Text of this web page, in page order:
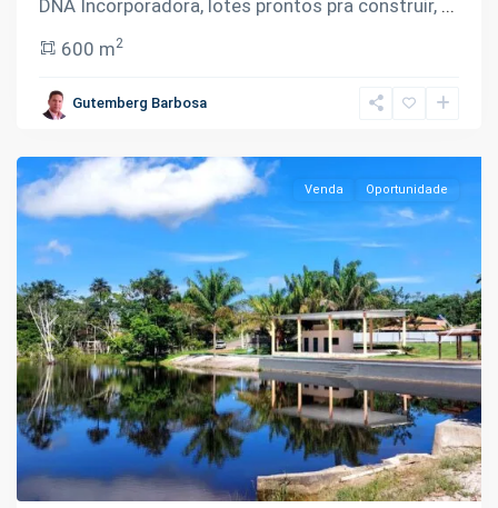
DNA Incorporadora, lotes prontos pra construir, ...
600 m2
Gutemberg Barbosa
Janauari,
Previous Next
Venda Oportunidade